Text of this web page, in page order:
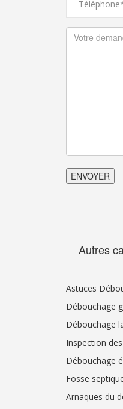
Autres
Astuces
Débouchage
Débouchage
Inspection
Débouchage
Fosse
Arnaques du